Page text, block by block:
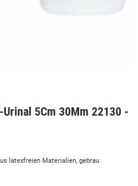
5Cm 30Mm 22130 -
latexfreien Materialien, gebrau